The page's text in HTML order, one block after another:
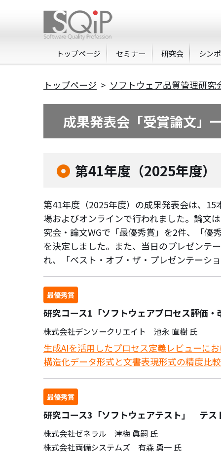
トップページ セミナー 研究会 シン
トップページ > ソフトウェア品質管理研究
成果発表会「受賞論文」
第41年度（2025年度）
第41年度（2025年度）の成果発表会は、
場およびオンラインで行われました。論文
究会・論文WGで「最優秀賞」を2件、「優
を決定しました。また、当日のプレゼンテ
れ、「ベスト・オブ・ザ・プレゼンテーシ
最優秀賞
研究コース1「ソフトウェアプロセス評価
株式会社デンソークリエイト 池永 直樹 氏
生成AIを活用したプロセス定義レビューに
構造化データ形式と文書表現形式の精度比較
最優秀賞
研究コース3「ソフトウェアテスト」 テス
株式会社ゼネラル 津梅 眞嗣 氏
株式会社両備システムズ 有森 勇一 氏